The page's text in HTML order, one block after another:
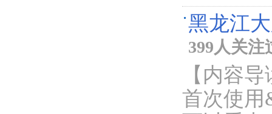
黑龙江
399人关注
【内容
首次使用